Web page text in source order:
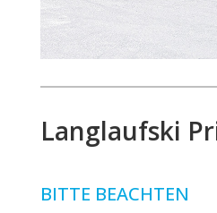
Langlaufski
BITTE BEACHTEN